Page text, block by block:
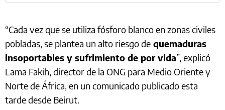
“Cada vez que se utiliza fósforo blanco en zonas civiles
pobladas, se plantea un alto riesgo de quemaduras
insoportables y sufrimiento de por vida”, explicó
Lama Fakih, director de la ONG para Medio Oriente y
Norte de África, en un comunicado publicado esta
tarde desde Beirut.